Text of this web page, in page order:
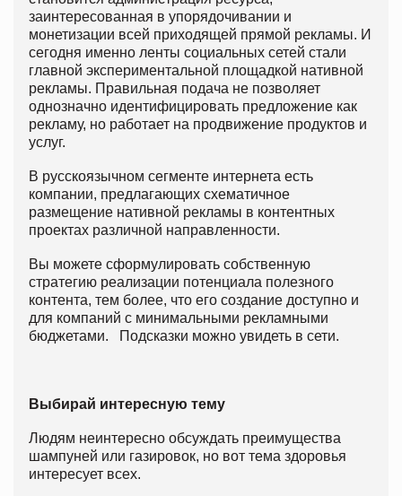
заинтересованная в упорядочивании и
монетизации всей приходящей прямой рекламы. И
сегодня именно ленты социальных сетей стали
главной экспериментальной площадкой нативной
рекламы. Правильная подача не позволяет
однозначно идентифицировать предложение как
рекламу, но работает на продвижение продуктов и
услуг.
В русскоязычном сегменте интернета есть
компании, предлагающих схематичное
размещение нативной рекламы в контентных
проектах различной направленности.
Вы можете сформулировать собственную
стратегию реализации потенциала полезного
контента, тем более, что его создание доступно и
для компаний с минимальными рекламными
бюджетами. Подсказки можно увидеть в сети.
Выбирай интересную тему
Людям неинтересно обсуждать преимущества
шампуней или газировок, но вот тема здоровья
интересует всех.